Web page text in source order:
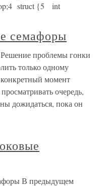
struct {5 int
семафоры
проблемы гонки
только одному
момент
очередь,
дожидаться, пока он
В предыдущем